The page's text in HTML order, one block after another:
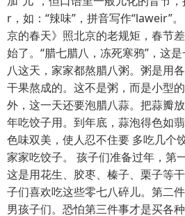
r，如：“辣味”，拼音写作
京的春天》照北京的老规矩，春节
始了。“腊七腊八，冻死寒鸦”，这
八这天，家家都熬腊八粥。粥是用
干果熬成的。这不是粥，而是小型
外，这一天还要泡腊八蒜。把蒜瓣
年吃饺子用。到年底，蒜泡得色如
色味双美，使人忍不住要 多吃几个
家家吃饺子。 孩子们准备过年，第
这是用花生、胶枣、榛子、栗子等
子们喜欢吃这些零七八碎儿。第二
男孩子们。恐怕第三件事才是买各